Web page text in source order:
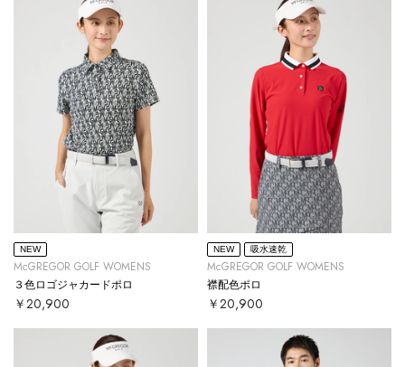
NEW
McGREGOR GOLF WOMENS
３色ロゴジャカードポロ
￥20,900
NEW 吸水速乾
McGREGOR GOLF WOMENS
襟配色ポロ
￥20,900